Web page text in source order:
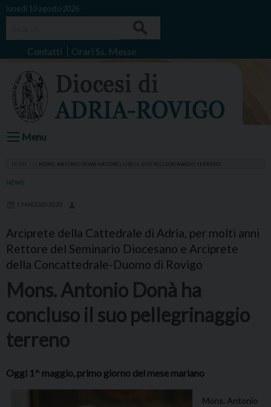
Skip
lunedì 10 agosto 2026
Contatti Orari Ss. Messe
Menu
HOME MONS. ANTONIO DONÀ HA CONCLUSO IL SUO PELLEGRINAGGIO TERRENO
NEWS
1 MAGGIO 2020
Arciprete della Cattedrale di Adria, per molti anni
Rettore del Seminario Diocesano e Arciprete
della Concattedrale-Duomo di Rovigo
Mons. Antonio Donà ha
concluso il suo pellegrinaggio
terreno
Oggi 1^ maggio, primo giorno del mese mariano
Mons. Antonio